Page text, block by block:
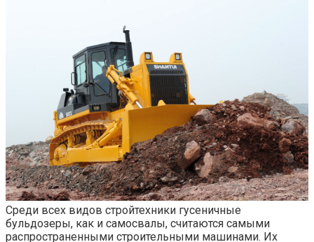
Среди всех видов стройтехники гусеничные
бульдозеры, как и самосвалы, считаются самыми
распространенными строительными машинами. Их